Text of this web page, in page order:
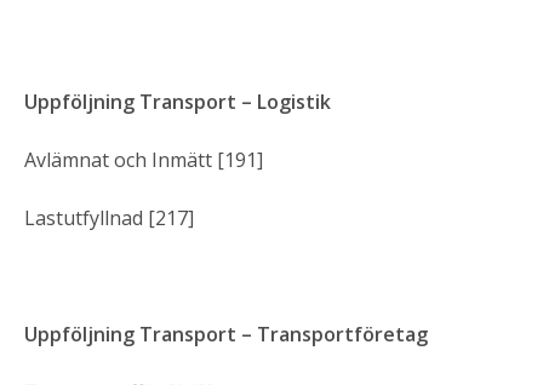
Uppföljning Transport – Logistik
Avlämnat och Inmätt [191]
Lastutfyllnad [217]
Uppföljning Transport – Transportföretag